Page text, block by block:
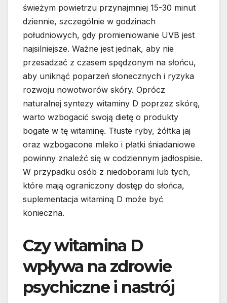
świeżym powietrzu przynajmniej 15-30 minut
dziennie, szczególnie w godzinach
południowych, gdy promieniowanie UVB jest
najsilniejsze. Ważne jest jednak, aby nie
przesadzać z czasem spędzonym na słońcu,
aby uniknąć poparzeń słonecznych i ryzyka
rozwoju nowotworów skóry. Oprócz
naturalnej syntezy witaminy D poprzez skórę,
warto wzbogacić swoją dietę o produkty
bogate w tę witaminę. Tłuste ryby, żółtka jaj
oraz wzbogacone mleko i płatki śniadaniowe
powinny znaleźć się w codziennym jadłospisie.
W przypadku osób z niedoborami lub tych,
które mają ograniczony dostęp do słońca,
suplementacja witaminą D może być
konieczna.
Czy witamina D
wpływa na zdrowie
psychiczne i nastrój